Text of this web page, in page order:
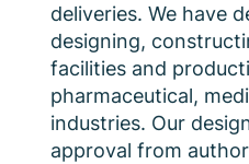
deliveries. We have
designing,
facilities and
pharmaceutical,
industries. Our
approval from